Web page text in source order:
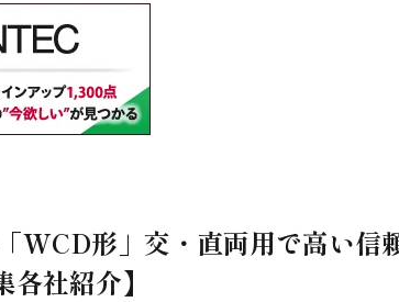
WCD形」交・直両用で高い信
各社紹介】